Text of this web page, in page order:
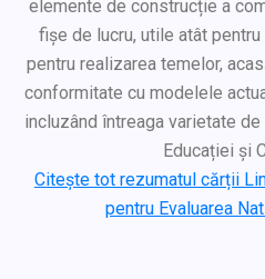
elemente de construcție a
fișe de lucru, utile atât
pentru realizarea temelor,
conformitate cu modelele
incluzând întreaga varietate
Educației și
Citește tot rezumatul cărții
pentru Evaluarea